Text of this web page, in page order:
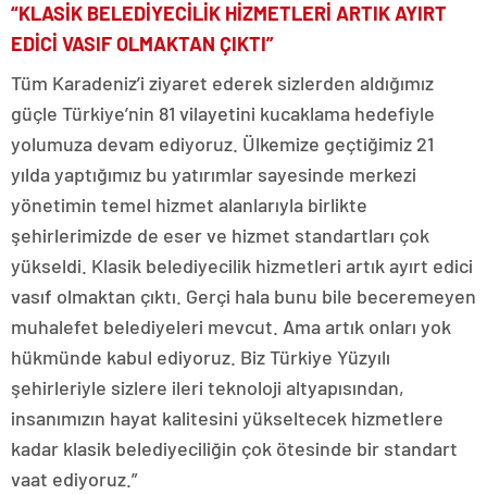
“KLASİK BELEDİYECİLİK HİZMETLERİ ARTIK AYIRT
EDİCİ VASIF OLMAKTAN ÇIKTI”
Tüm Karadeniz’i ziyaret ederek sizlerden aldığımız
güçle Türkiye’nin 81 vilayetini kucaklama hedefiyle
yolumuza devam ediyoruz. Ülkemize geçtiğimiz 21
yılda yaptığımız bu yatırımlar sayesinde merkezi
yönetimin temel hizmet alanlarıyla birlikte
şehirlerimizde de eser ve hizmet standartları çok
yükseldi. Klasik belediyecilik hizmetleri artık ayırt edici
vasıf olmaktan çıktı. Gerçi hala bunu bile beceremeyen
muhalefet belediyeleri mevcut. Ama artık onları yok
hükmünde kabul ediyoruz. Biz Türkiye Yüzyılı
şehirleriyle sizlere ileri teknoloji altyapısından,
insanımızın hayat kalitesini yükseltecek hizmetlere
kadar klasik belediyeciliğin çok ötesinde bir standart
vaat ediyoruz.”